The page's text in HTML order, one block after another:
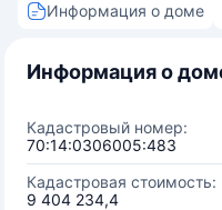
Информация о доме
Информация о
Кадастровый номер:
70:14:0306005:483
Кадастровая стоимость:
9 404 234,4